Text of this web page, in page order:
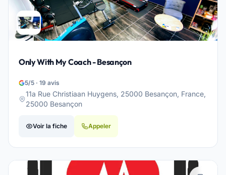
Only With My Coach - Besançon
5/5 · 19 avis
11a Rue Christiaan Huygens, 25000 Besançon, France,
25000 Besançon
Voir la fiche Appeler